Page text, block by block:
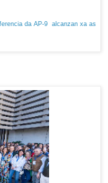
da AP-9 alcanzan xa as